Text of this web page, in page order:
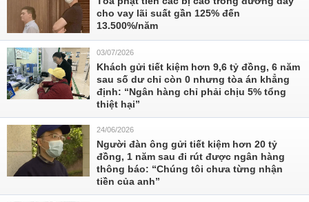
cho vay lãi suất gần 125% đến
13.500%/năm
03/07/2026
Khách gửi tiết kiệm hơn 9,6 tỷ đồng, 6 năm
sau số dư chỉ còn 0 nhưng tòa án khẳng
định: “Ngân hàng chỉ phải chịu 5% tổng
thiệt hại”
24/06/2026
Người đàn ông gửi tiết kiệm hơn 20 tỷ
đồng, 1 năm sau đi rút được ngân hàng
thông báo: “Chúng tôi chưa từng nhận
tiền của anh”